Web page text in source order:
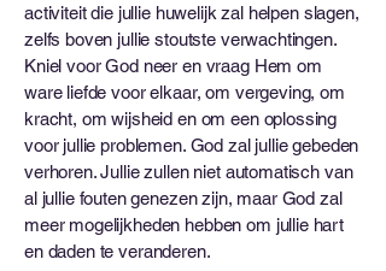
activiteit die jullie huwelijk zal helpen slagen,
zelfs boven jullie stoutste verwachtingen.
Kniel voor God neer en vraag Hem om
ware liefde voor elkaar, om vergeving, om
kracht, om wijsheid en om een ​​oplossing
voor jullie problemen. God zal jullie gebeden
verhoren. Jullie zullen niet automatisch van
al jullie fouten genezen zijn, maar God zal
meer mogelijkheden hebben om jullie hart
en daden te veranderen.